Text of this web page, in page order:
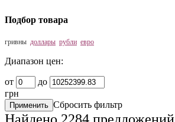
Подбор товара
гривны доллары рубли евро
Диапазон цен:
от
до
грн
Сбросить фильтр